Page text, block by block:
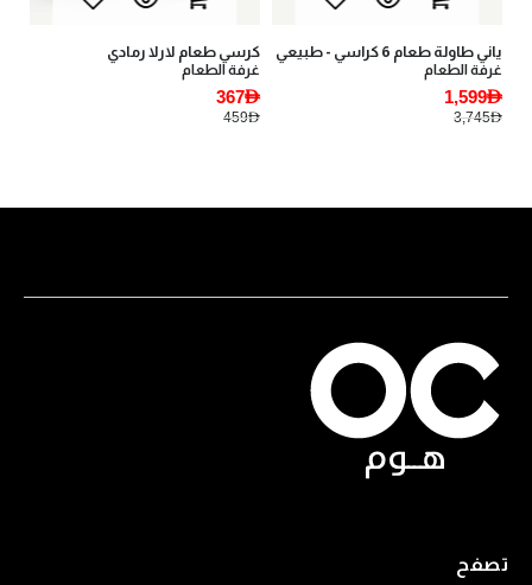
كرسي طعام لارلا رمادي
غرفة الطعام
367AED
غابي طاولة قهوة - أبيض
غرف المعيشة
تصفح